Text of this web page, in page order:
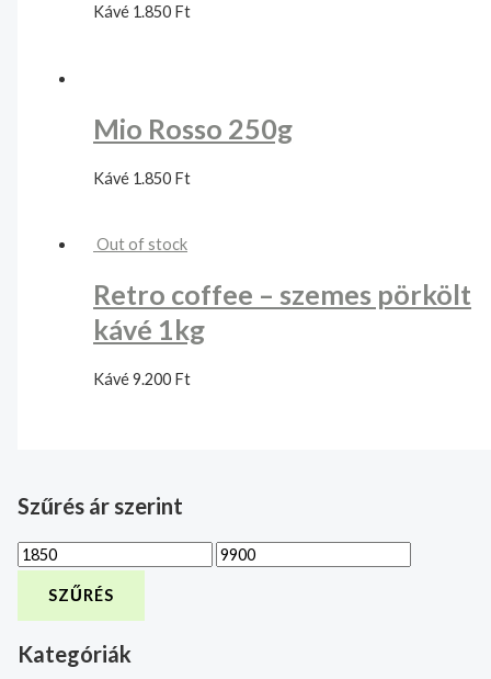
Szűrés ár szerint
SZŰRÉS
Kategóriák
Kávé 1.850 Ft
Mio Rosso 250g
Kávé 1.850 Ft
Out of stock
Retro coffee – szemes pörkölt
kávé 1kg
Kávé9.200 Ft